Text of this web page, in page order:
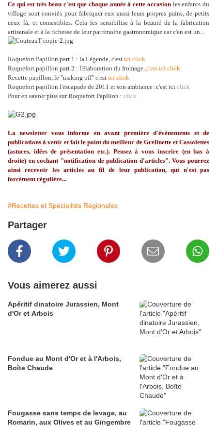
Ce qui est très beau c'est que chaque année à cette occasionles enfants du
village sont conviés pour fabriquer eux aussi leurs propres pains, de petits
ceux là, et comestibles. Cela les sensibilise à la beauté de la fabrication
artisanale et à la richesse de leur patrimoine gastronomique car c'en est un...
Roquefort Papillon part 1 : la Légende, c'est ici click
Roquefort papillon part 2 : l'élaboration du fromage, c'est ici click
Recette papillon, le "making off" c'est ici click
Roquefort papillon l'escapade de 2011 et son ambiance :c'est ici click
Pour en savoir plus sur Roquefort Papillon : click
Lanewsletter vous informe en avant première d'événements et de
publications à venir et fait le point du meilleur de Grelinetteet Cassolettes
(astuces, idéesde présentation etc.). Pensez à vous inscrire (en bas à
droite) en cochant "notification de publication d'articles". Vous pourrez
ainsi recevoir les articles au fil de leur publication, qui n'est pas
forcément régulière...
#Recettes et Spécialités Régionales
Partager
Vous aimerez aussi
Apéritif dinatoire Jurassien, Mont
d'Or et Arbois
Fondue au Mont d'Or et à l'Arbois,
Boîte Chaude
Fougasse sans temps de levage, au
Romarin, aux Olives et au Gingembre